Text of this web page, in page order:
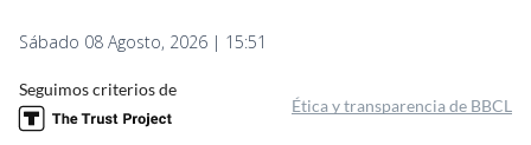
Sábado 08 Agosto, 2026 | 15:51
Seguimos criterios de
Ética y transparencia de BBCL